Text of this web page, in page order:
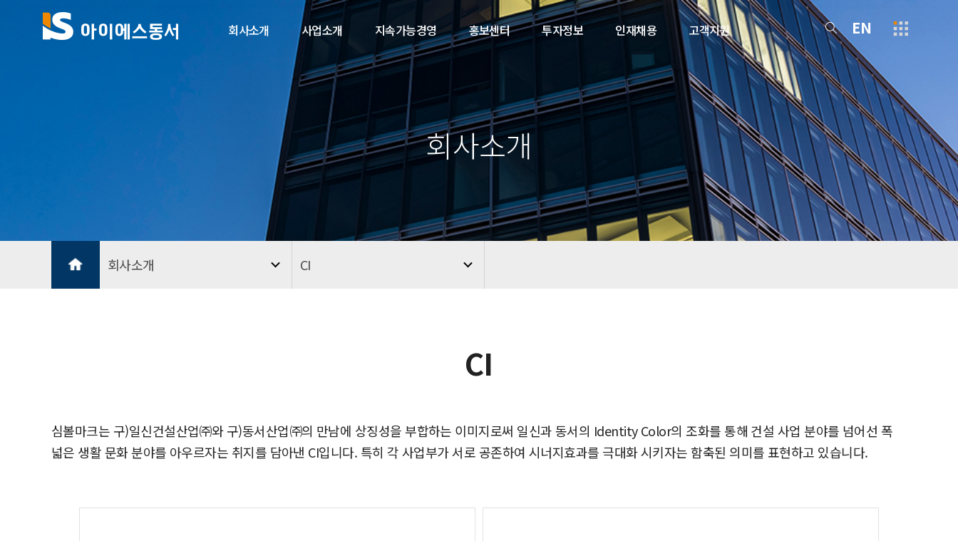
회사소개 사업소개 지속가능경영 홍보센터 투자정보 인재채용 고객지원 EN
회사소개
회사소개 CI
CI
심볼마크는 구)일신건설산업㈜와 구)동서산업㈜의 만남에 상징성을 부합하는 이미지로써 일신과 동서의 Identity Color의 조화를 통해 건설 사업 분야를 넘어선 폭
넓은 생활 문화 분야를 아우르자는 취지를 담아낸 CI입니다. 특히 각 사업부가 서로 공존하여 시너지효과를 극대화 시키자는 함축된 의미를 표현하고 있습니다.